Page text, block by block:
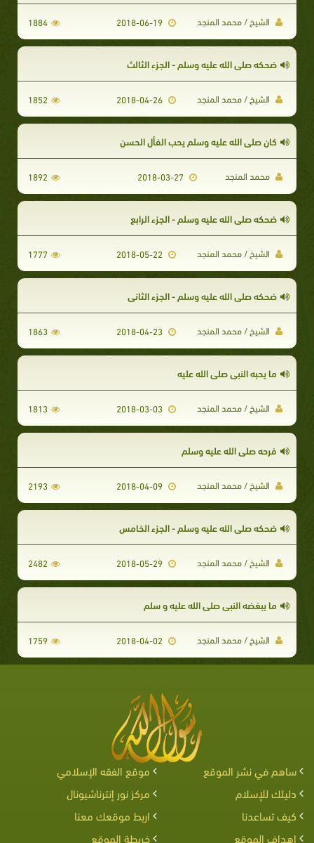
الشيخ / محمد المنجد 1884
ضحكه صلى الله عليه وسلم - الجزء الثالث
الشيخ / محمد المنجد 1852
كان صلى الله عليه وسلم يحب الفأل الحسن
محمد المنجد 1892
ضحكه صلى الله عليه وسلم - الجزء الرابع
الشيخ / محمد المنجد 1777
ضحكه صلى الله عليه وسلم - الجزء الثاني
الشيخ / محمد المنجد 1863
ما يحبه النبي صلى الله عليه
الشيخ / محمد المنجد 1813
فرحه صلى الله عليه وسلم
الشيخ / محمد المنجد 2193
ضحكه صلى الله عليه وسلم - الجزء الخامس
الشيخ / محمد المنجد 2482
ما يبغضه النبي صلى الله عليه و سلم
الشيخ / محمد المنجد 1759
ساهم في نشر الموقع
موقع الفقه الإسلامي
دليلك للإسلام
مركز نور إنترناشيونال
كيف تساعدنا
اربط موقعك معنا
اهداف الموقع
خريطة الموقع